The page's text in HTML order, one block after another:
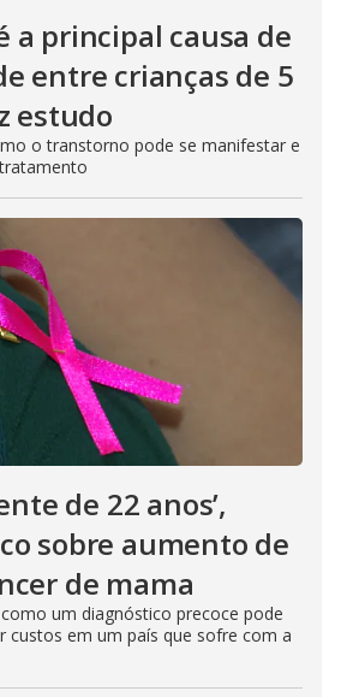
a principal causa de
entre crianças de 5
estudo
o transtorno pode se manifestar e
de 22 anos’,
sobre aumento de
de mama
um diagnóstico precoce pode
custos em um país que sofre com a